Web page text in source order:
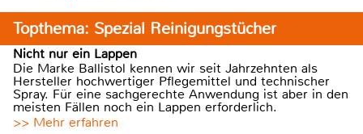
Topthema: Spezial Reinigungstücher
Nicht nur ein Lappen
Die Marke Ballistol kennen wir seit Jahrzehnten als
Hersteller hochwertiger Pflegemittel und technischer
Spray. Für eine sachgerechte Anwendung ist aber in den
meisten Fällen noch ein Lappen erforderlich.
>> Mehr erfahren